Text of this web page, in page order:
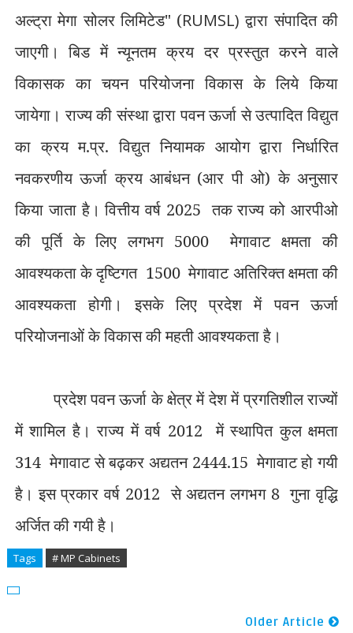
अल्ट्रा मेगा सोलर लिमिटेड" (RUMSL)द्वारा संपादित की
जाएगी। बिड में न्यूनतम क्रय दर प्रस्तुत करने वाले
विकासक का चयन परियोजना विकास के लिये किया
जायेगा। राज्य की संस्था द्वारा पवन ऊर्जा से उत्पादित विद्युत
का क्रय म.प्र. विद्युत नियामक आयोग द्वारा निर्धारित
नवकरणीय ऊर्जा क्रय आबंधन (आर पी ओ) के अनुसार
किया जाता है। वित्तीय वर्ष 2025 तक राज्य को आरपीओ
की पूर्ति के लिए लगभग 5000
मेगावाट क्षमता की
आवश्यकता के दृष्टिगत 1500 मेगावाट अतिरिक्त क्षमता की
आवश्यकता होगी। इसके लिए प्रदेश में पवन ऊर्जा
परियोजनाओं के विकास की महती आवश्यकता है।
प्रदेश पवन ऊर्जा के क्षेत्र में देश में प्रगतिशील राज्यों
में शामिल है। राज्य में वर्ष 2012
में स्थापित कुल क्षमता
314 मेगावाट से बढ़कर अद्यतन 2444.15 मेगावाट हो गयी
है। इस प्रकार वर्ष 2012 से अद्यतन लगभग 8 गुना वृद्धि
अर्जित की गयी है।
Tags # MP Cabinets
Older Article